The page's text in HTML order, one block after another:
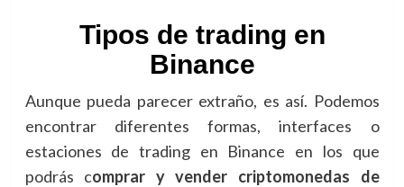
Tipos de trading en
Binance
Aunque pueda parecer extraño, es así. Podemos
encontrar diferentes formas, interfaces o
estaciones de trading en Binance en los que
podrás comprar y vender criptomonedas de